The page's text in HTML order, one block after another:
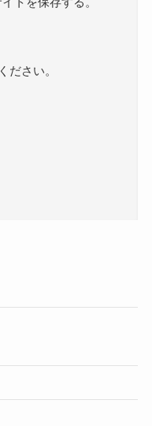
ださい。